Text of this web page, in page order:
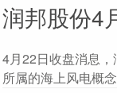
润邦股份4
4月22日收盘消息
所属的海上风电概